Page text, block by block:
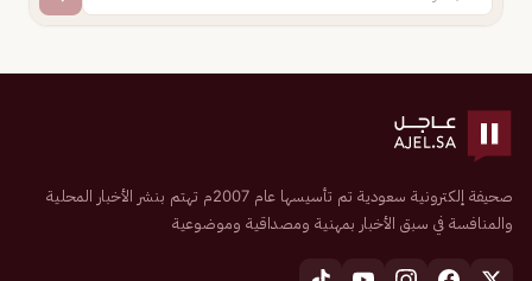
صحيفة إلكترونية سعودية تم تأسيسها عام 2007م تهتم بنشر الأخبار المحلية
والمنافسة في سبق الأخبار بمهنية ومصداقية وموضوعية